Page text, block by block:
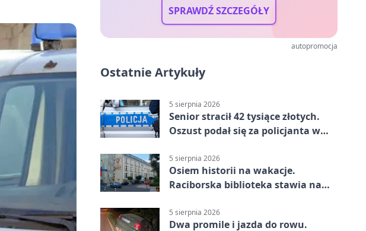
SPRAWDŹ SZCZEGÓŁY
autopromocja
Ostatnie Artykuły
5 sierpnia 2026
Senior stracił 42 tysiące złotych.
Oszust podał się za policjanta w
5 sierpnia 2026
Osiem historii na wakacje.
Raciborska biblioteka stawia na
5 sierpnia 2026
Dwa promile i jazda do rowu.